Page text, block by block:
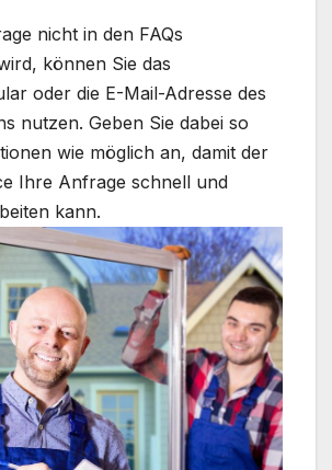
nicht in den FAQs
können Sie das
oder die E-Mail-Adresse des
nutzen. Geben Sie dabei so
wie möglich an, damit der
Ihre Anfrage schnell und
kann.